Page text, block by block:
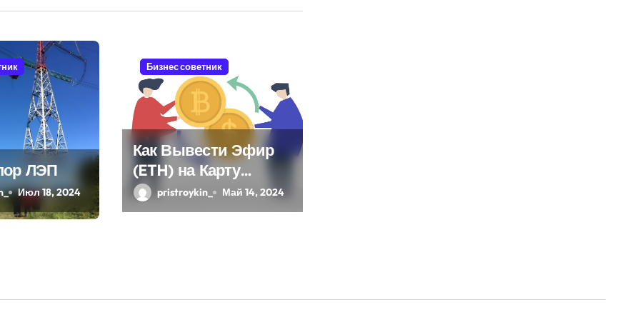
ЛЭП
Июл 18, 2024
Бизнес советник
Как Вывести Эфир
(ETH) на Карту
Сбербанка:
Пошаговое
pristroykin_ Май 14, 2024